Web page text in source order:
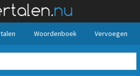
Woordenboek Vervoegen